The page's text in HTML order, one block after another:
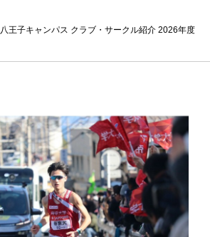
八王子キャンパス クラブ・サークル紹介 2026年度